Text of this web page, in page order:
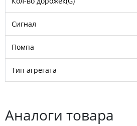
Сигнал
Помпа
Тип агрегата
Аналоги товара